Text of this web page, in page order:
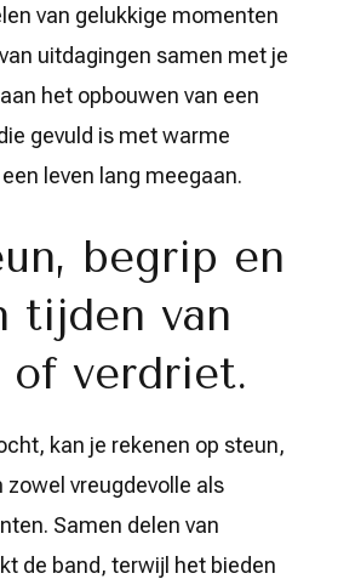
van gelukkige momenten
uitdagingen samen met je
het opbouwen van een
gevuld is met warme
leven lang meegaan.
begrip en
tijden van
of verdriet.
kan je rekenen op steun,
zowel vreugdevolle als
Samen delen van
de band, terwijl het bieden